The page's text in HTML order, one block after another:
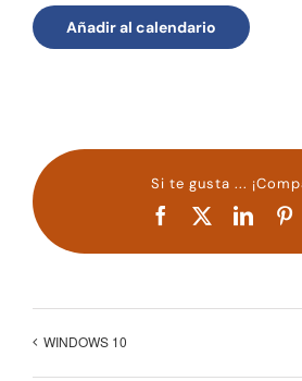
Añadir al calendario
Si te gusta ...
Facebook
WINDOWS 10